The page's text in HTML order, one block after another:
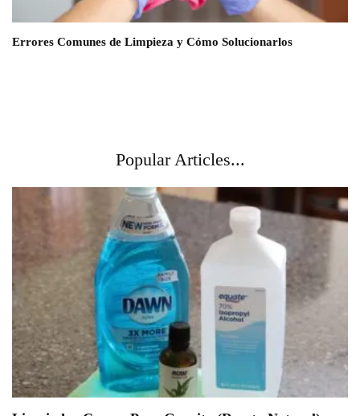
Errores Comunes de Limpieza y Cómo Solucionarlos
Popular Articles...